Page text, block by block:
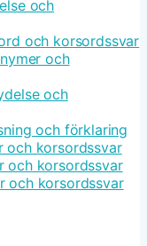
och
och korsordssvar
och
och
och förklaring
och korsordssvar
och korsordssvar
och korsordssvar